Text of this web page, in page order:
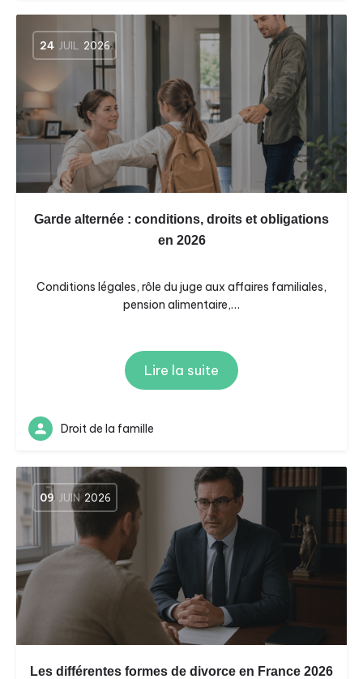
24 JUIL 2026
Garde alternée : conditions, droits et obligations
en 2026
Conditions légales, rôle du juge aux affaires familiales,
pension alimentaire,…
Lire la suite
Droit de la famille
09 JUIN 2026
Les différentes formes de divorce en France 2026